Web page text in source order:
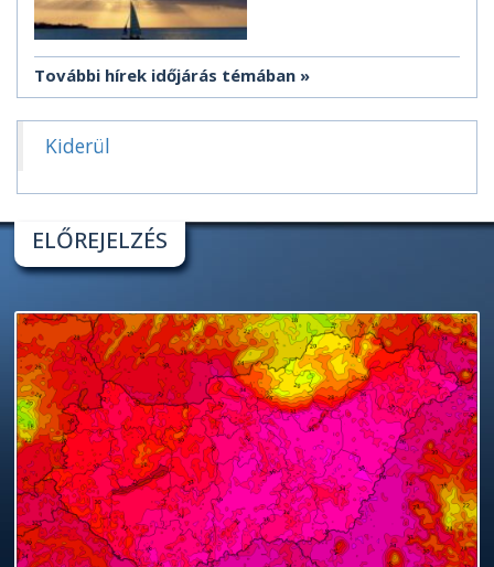
További hírek időjárás témában
Kiderül
ELŐREJELZÉS